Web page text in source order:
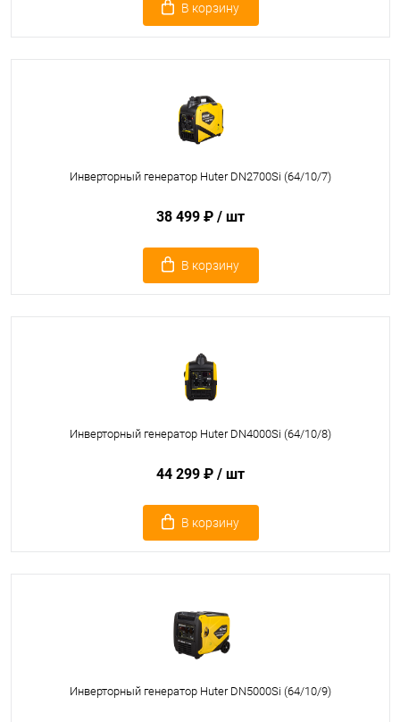
В корзину
Инверторный генератор Huter DN2700Si (64/10/7)
38 499 ₽ / шт
В корзину
Инверторный генератор Huter DN4000Si (64/10/8)
44 299 ₽ / шт
В корзину
Инверторный генератор Huter DN5000Si (64/10/9)